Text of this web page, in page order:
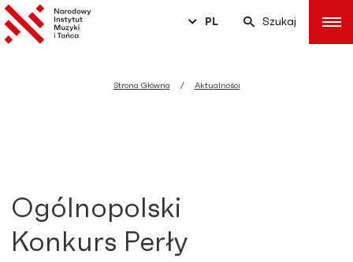
PL Szukaj
Strona Główna Aktualności
Ogólnopolski
Konkurs Perły